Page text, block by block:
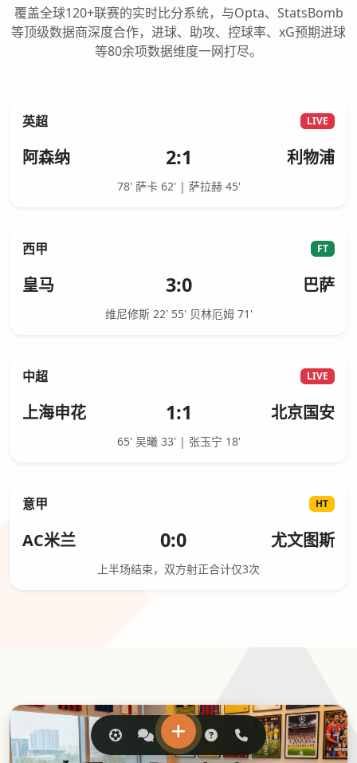
覆盖全球120+联赛的实时比分系统，与Opta、StatsBomb
等顶级数据商深度合作，进球、助攻、控球率、xG预期进球
等80余项数据维度一网打尽。
英超 LIVE
阿森纳 2:1 利物浦
78' 萨卡 62' | 萨拉赫 45'
西甲 FT
皇马 3:0 巴萨
维尼修斯 22' 55' 贝林厄姆 71'
中超 LIVE
上海申花 1:1 北京国安
65' 吴曦 33' | 张玉宁 18'
意甲 HT
AC米兰 0:0 尤文图斯
上半场结束，双方射正合计仅3次